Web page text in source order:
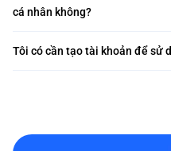
cá nhân không?
Tôi có cần tạo tài khoản để sử